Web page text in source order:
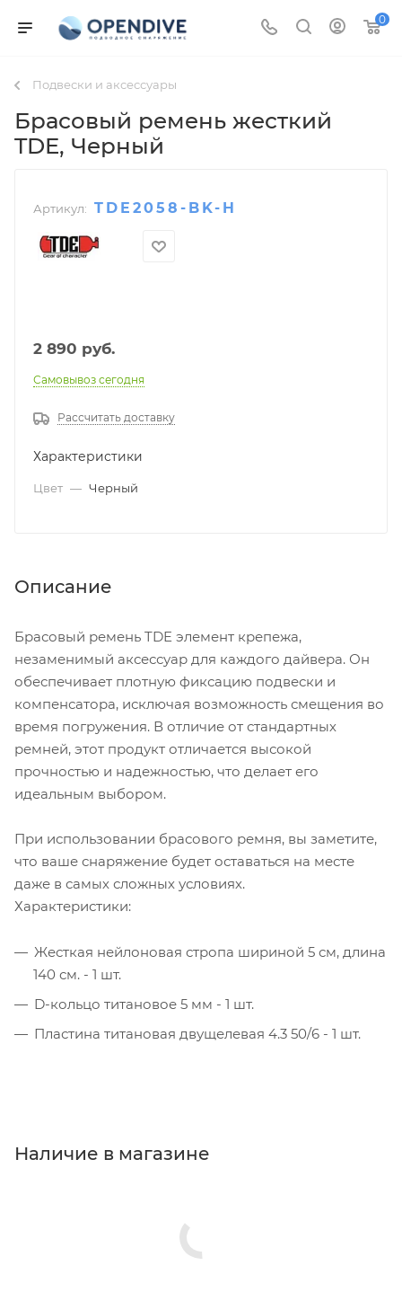
0
Подвески и аксессуары
Брасовый ремень жесткий
TDE, Черный
Артикул: TDE2058-BK-H
2 890 руб.
Самовывоз сегодня
Рассчитать доставку
Характеристики
Цвет — Черный
Описание
Брасовый ремень TDE элемент крепежа,
незаменимый аксессуар для каждого дайвера. Он
обеспечивает плотную фиксацию подвески и
компенсатора, исключая возможность смещения во
время погружения. В отличие от стандартных
ремней, этот продукт отличается высокой
прочностью и надежностью, что делает его
идеальным выбором.
При использовании брасового ремня, вы заметите,
что ваше снаряжение будет оставаться на месте
даже в самых сложных условиях.
Характеристики:
Жесткая нейлоновая стропа шириной 5 см, длина
140 см. - 1 шт.
D-кольцо титановое 5 мм - 1 шт.
Пластина титановая двущелевая 4.3 50/6 - 1 шт.
Наличие в магазине